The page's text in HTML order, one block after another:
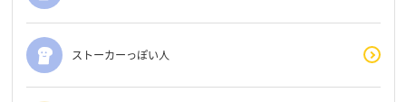
ストーカーっぽい人